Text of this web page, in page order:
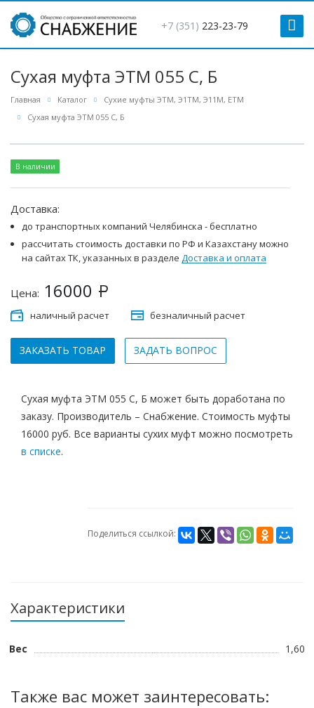
+7 (351) 223-23-79
Сухая муфта ЭТМ 055 С, Б
Главная Каталог
Сухие муфты ЭТМ, Э1ТМ, Э11М, ЕТМ
Сухая муфта ЭТМ 055 С, Б
В наличии
Доставка:
до транспортных компаний Челябинска - бесплатно
рассчитать стоимость доставки по РФ и Казахстану можно
на сайтах ТК, указанных в разделе Доставка и оплата
Цена: 16000 Р
наличный расчет безналичный расчет
ЗАКАЗАТЬ ТОВАР ЗАДАТЬ ВОПРОС
Сухая муфта ЭТМ 055 С, Б может быть доработана по
заказу. Производитель – Снабжение. Стоимость муфты
16000 руб. Все варианты сухих муфт можно посмотреть
в списке.
Поделиться ссылкой:
Характеристики
Вес 1,60
Также вас может заинтересовать: